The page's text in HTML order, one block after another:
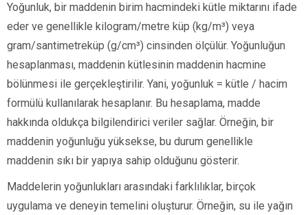
Yoğunluk, bir maddenin birim hacmindeki kütle miktarını ifade
eder ve genellikle kilogram/metre küp (kg/m³) veya
gram/santimetreküp (g/cm³) cinsinden ölçülür. Yoğunluğun
hesaplanması, maddenin kütlesinin maddenin hacmine
bölünmesi ile gerçekleştirilir. Yani, yoğunluk = kütle / hacim
formülü kullanılarak hesaplanır. Bu hesaplama, madde
hakkında oldukça bilgilendirici veriler sağlar. Örneğin, bir
maddenin yoğunluğu yüksekse, bu durum genellikle
maddenin sıkı bir yapıya sahip olduğunu gösterir.
Maddelerin yoğunlukları arasındaki farklılıklar, birçok
uygulama ve deneyin temelini oluşturur. Örneğin, su ile yağın